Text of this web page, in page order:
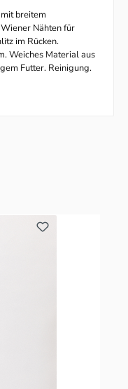
breitem
Nähten für
im Rücken.
Weiches Material aus
Futter. Reinigung.